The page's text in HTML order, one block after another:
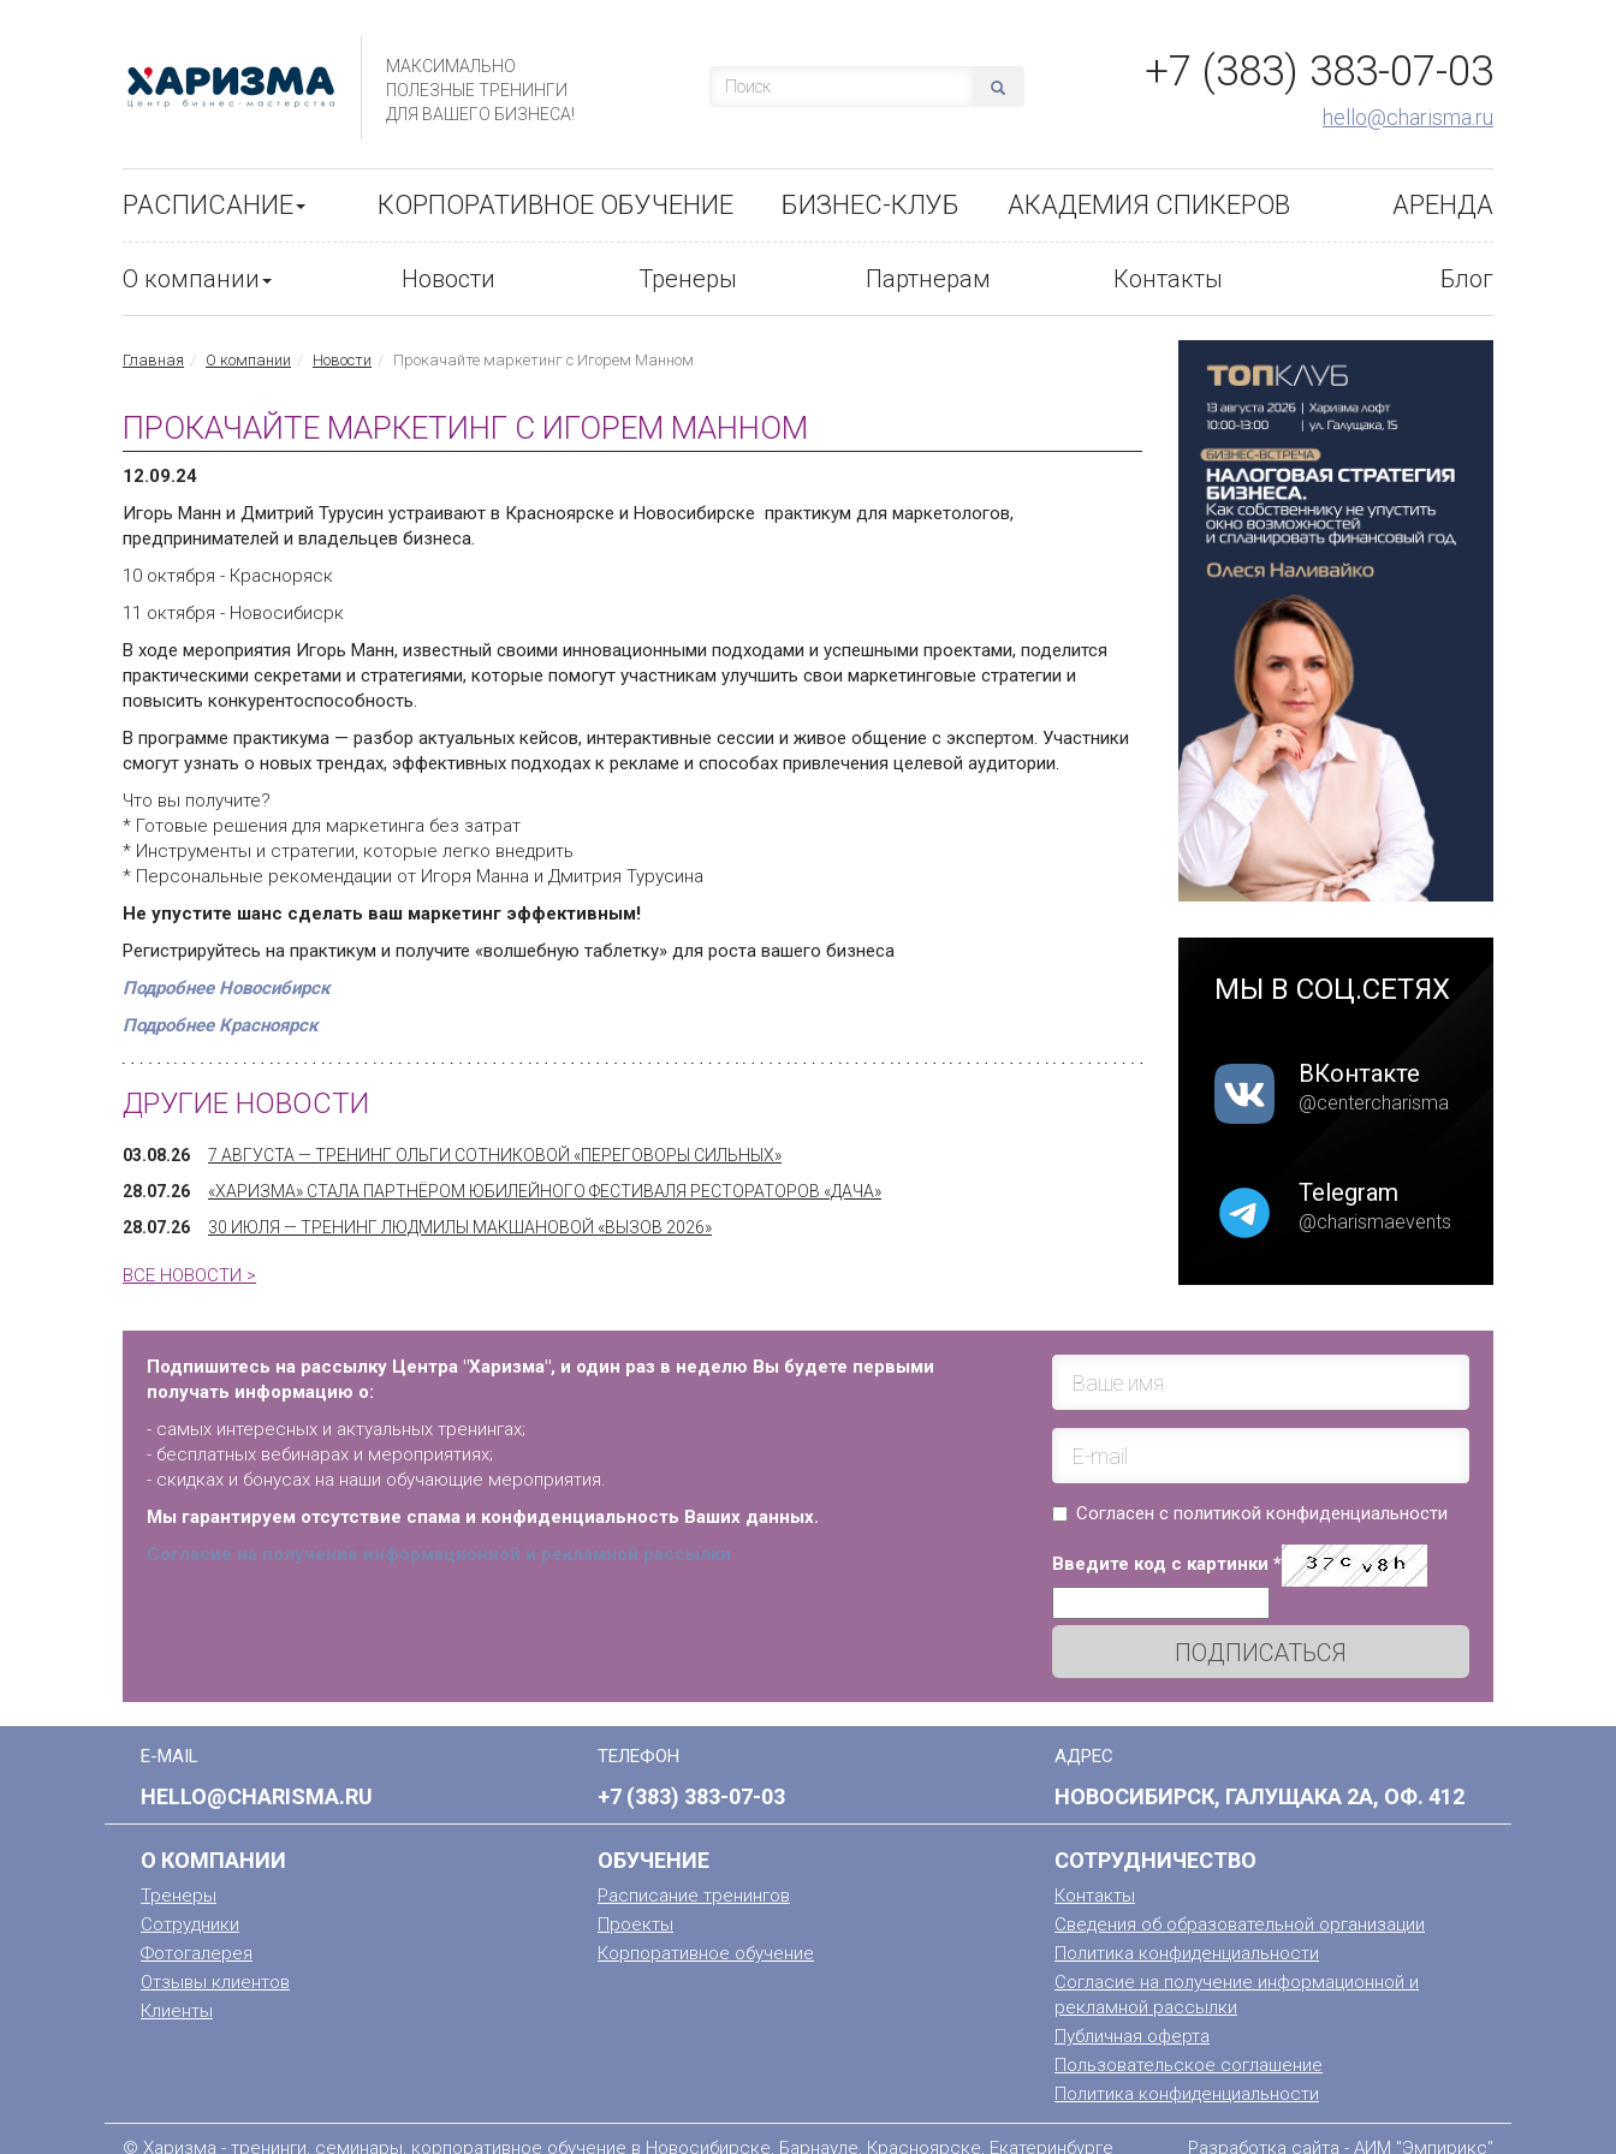
МАКСИМАЛЬНО
ПОЛЕЗНЫЕ ТРЕНИНГИ
ДЛЯ ВАШЕГО БИЗНЕСА!
+7 (383) 383-07-03
hello@charisma.ru
РАСПИСАНИЕ КОРПОРАТИВНОЕ ОБУЧЕНИЕ БИЗНЕС-КЛУБ АКАДЕМИЯ СПИКЕРОВ АРЕНДА
О компании Новости Тренеры Партнерам Контакты Блог
Главная О компании Новости Прокачайте маркетинг с Игорем Манном
ПРОКАЧАЙТЕ МАРКЕТИНГ С ИГОРЕМ МАННОМ
12.09.24
Игорь Манн и Дмитрий Турусин устраивают в Красноярске и Новосибирске практикум для маркетологов,
предпринимателей и владельцев бизнеса.
10 октября - Красноряск
11 октября - Новосибисрк
В ходе мероприятия Игорь Манн, известный своими инновационными подходами и успешными проектами, поделится
практическими секретами и стратегиями, которые помогут участникам улучшить свои маркетинговые стратегии и
повысить конкурентоспособность.
В программе практикума — разбор актуальных кейсов, интерактивные сессии и живое общение с экспертом. Участники
смогут узнать о новых трендах, эффективных подходах к рекламе и способах привлечения целевой аудитории.
Что вы получите?
* Готовые решения для маркетинга без затрат
* Инструменты и стратегии, которые легко внедрить
* Персональные рекомендации от Игоря Манна и Дмитрия Турусина
Не упустите шанс сделать ваш маркетинг эффективным!
Регистрируйтесь на практикум и получите «волшебную таблетку» для роста вашего бизнеса
Подробнее Новосибирск
Подробнее Красноярск
ДРУГИЕ НОВОСТИ
03.08.26
7 АВГУСТА — ТРЕНИНГ ОЛЬГИ СОТНИКОВОЙ «ПЕРЕГОВОРЫ СИЛЬНЫХ»
28.07.26
«ХАРИЗМА» СТАЛА ПАРТНЁРОМ ЮБИЛЕЙНОГО ФЕСТИВАЛЯ РЕСТОРАТОРОВ «ДАЧА»
28.07.26
30 ИЮЛЯ — ТРЕНИНГ ЛЮДМИЛЫ МАКШАНОВОЙ «ВЫЗОВ 2026»
ВСЕ НОВОСТИ >
МЫ В СОЦ.СЕТЯХ
ВКонтакте
@centercharisma
Telegram
@charismaevents
Подпишитесь на рассылку Центра "Харизма", и один раз в неделю Вы будете первыми
получать информацию о:
- самых интересных и актуальных тренингах;
- бесплатных вебинарах и мероприятиях;
- скидках и бонусах на наши обучающие мероприятия.
Мы гарантируем отсутствие спама и конфиденциальность Ваших данных.
Согласие на получение информационной и рекламной рассылки
Согласен с политикой конфиденциальности
Введите код с картинки*
ПОДПИСАТЬСЯ
E-MAIL
HELLO@CHARISMA.RU
ТЕЛЕФОН
+7 (383) 383-07-03
АДРЕС
НОВОСИБИРСК, ГАЛУЩАКА 2А, ОФ. 412
О КОМПАНИИ
Тренеры
Сотрудники
Фотогалерея
Отзывы клиентов
Клиенты
ОБУЧЕНИЕ
Расписание тренингов
Проекты
Корпоративное обучение
СОТРУДНИЧЕСТВО
Контакты
Сведения об образовательной организации
Политика конфиденциальности
Согласие на получение информационной и
рекламной рассылки
Публичная оферта
Пользовательское соглашение
Политика конфиденциальности
Разработка сайта - АИМ "Эмпирикс"
© Харизма - тренинги, семинары, корпоративное обучение в Новосибирске, Барнауле, Красноярске, Екатеринбурге